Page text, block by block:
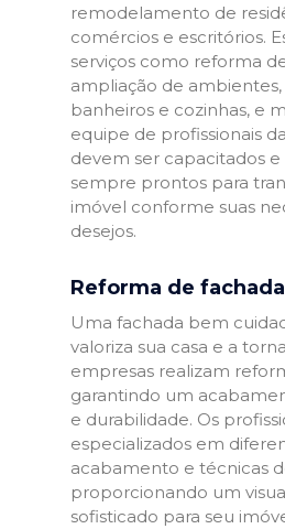
remodelamento de
comércios e escritórios.
serviços como reforma
ampliação de
banheiros e cozinhas, e
equipe de profissionais
devem ser capacitados
sempre prontos para
imóvel conforme suas
desejos.
Reforma de
Uma fachada bem
valoriza sua casa e a
empresas realizam
garantindo um
e durabilidade. Os
especializados em
acabamento e técnicas
proporcionando um
sofisticado para seu